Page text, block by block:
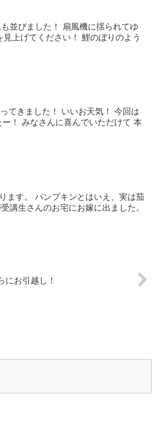
並びました！ 扇風機に揺られてゆ
上げてください！ 鯉のぼりのよう
てきました！ いいお天気！ 今回は
！ みなさんに喜んでいただけて 本
ます。 パンプキンとはいえ、実は茄
講生さんのお宅にお嫁に出ました。
にお引越し！